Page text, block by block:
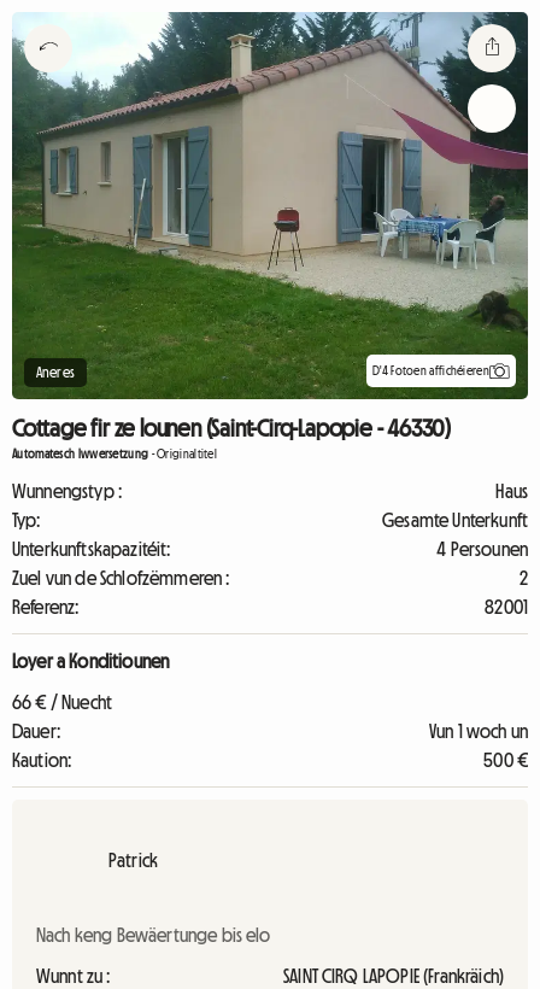
Aneres D'4 Fotoen affichéieren
Cottage fir ze lounen (Saint-Cirq-Lapopie - 46330)
Automatesch Iwwersetzung -Originaltitel
Wunnengstyp :
Haus
Typ:
Gesamte Unterkunft
Unterkunftskapazitéit:
4 Persounen
Zuel vun de Schlofzëmmeren :
2
Referenz:
82001
Loyer a Konditiounen
66 € / Nuecht
Dauer:
Vun 1 woch un
Kaution:
500 €
Patrick
Nach keng Bewäertunge bis elo
Wunnt zu :
SAINT CIRQ LAPOPIE (Frankräich)